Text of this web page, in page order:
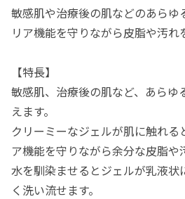
敏感肌や治療後の肌などのあらゆ
リア機能を守りながら皮脂や汚れ
【特長】
敏感肌、治療後の肌など、あらゆ
えます。
クリーミーなジェルが肌に触れる
ア機能を守りながら余分な皮脂や
水を馴染ませるとジェルが乳液状
く洗い流せます。